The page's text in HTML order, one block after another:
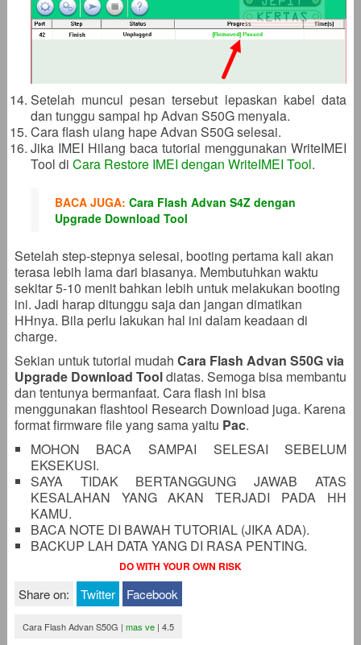
Setelah muncul pesan tersebut lepaskan kabel data
dan tunggu sampai hp Advan S50G menyala.
Cara flash ulang hape Advan S50G selesai.
Jika IMEI Hilang baca tutorial menggunakan WriteIMEI
Tool di Cara Restore IMEI dengan WriteIMEI Tool.
BACA JUGA: Cara Flash Advan S4Z dengan
Upgrade Download Tool
Setelah step-stepnya selesai, booting pertama kali akan
terasa lebih lama dari biasanya. Membutuhkan waktu
sekitar 5-10 menit bahkan lebih untuk melakukan booting
ini. Jadi harap ditunggu saja dan jangan dimatikan
HHnya. Bila perlu lakukan hal ini dalam keadaan di
charge.
Sekian untuk tutorial mudah Cara Flash Advan S50G via
Upgrade Download Tooldiatas. Semoga bisa membantu
dan tentunya bermanfaat. Cara flash ini bisa
menggunakan flashtool Research Download juga. Karena
format firmware file yang sama yaitu Pac.
MOHON BACA SAMPAI SELESAI SEBELUM
EKSEKUSI.
SAYA TIDAK BERTANGGUNG JAWAB ATAS
KESALAHAN YANG AKAN TERJADI PADA HH
KAMU.
BACA NOTE DI BAWAH TUTORIAL (JIKA ADA).
BACKUP LAH DATA YANG DI RASA PENTING.
DO WITH YOUR OWN RISK
Share on: Twitter Facebook
Cara Flash Advan S50G | mas ve | 4.5